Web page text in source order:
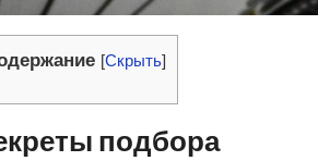
[Скрыть]
подбора